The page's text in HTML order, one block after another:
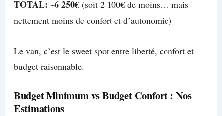
TOTAL: ~6 250€(soit 2 100€ de moins… mais
nettement moins de confort et d’autonomie)
Le van, c’est le sweet spot entre liberté, confort et
budget raisonnable.
Budget Minimum vs Budget Confort : Nos
Estimations